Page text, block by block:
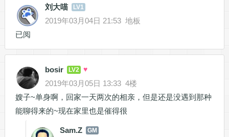
刘大喵 LV1
2019年03月04日 21:53 地板
已阅
bosir LV2 ♥
2019年03月05日 13:33 4楼
嫂子~单身啊，回家一天两次的相亲，但是还是没遇到那种
能聊得来的~现在家里也是催得很
Sam.Z GM